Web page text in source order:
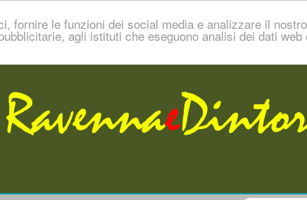
fornire le funzioni dei social media e analizzare il
agli istituti che eseguono analisi dei dati